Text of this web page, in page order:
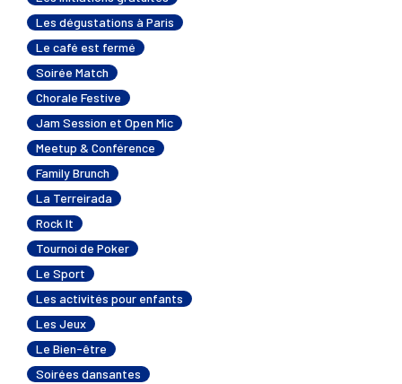
Les dégustations à Paris
Le café est fermé
Soirée Match
Chorale Festive
Jam Session et Open Mic
Meetup & Conférence
Family Brunch
La Terreirada
Rock It
Tournoi de Poker
Le Sport
Les activités pour enfants
Les Jeux
Le Bien-être
Soirées dansantes